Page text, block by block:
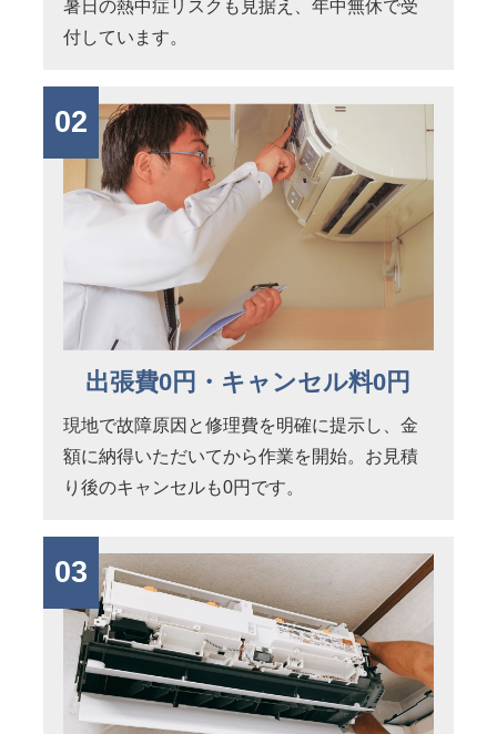
暑日の熱中症リスクも見据え、年中無休で受
付しています。
02
出張費0円・キャンセル料0円
現地で故障原因と修理費を明確に提示し、金
額に納得いただいてから作業を開始。お見積
り後のキャンセルも0円です。
03